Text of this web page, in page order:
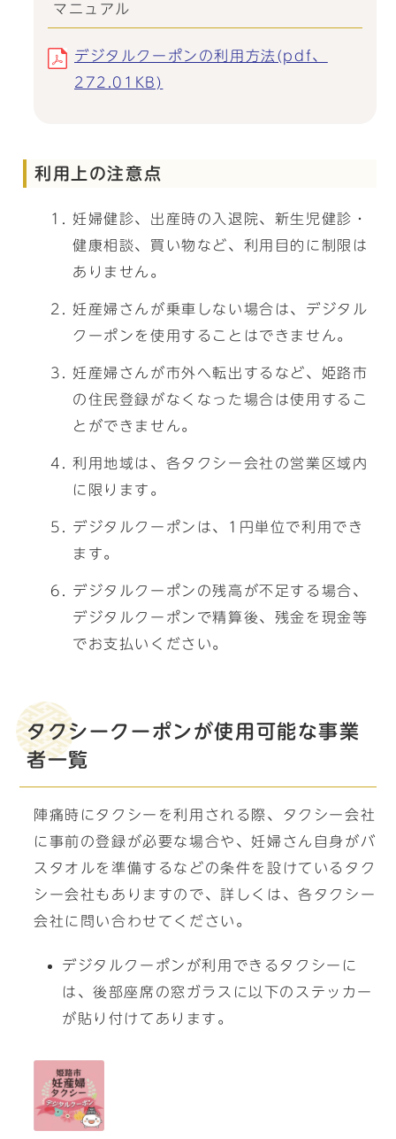
マニュアル
デジタルクーポンの利用方法(pdf、
272.01KB)
利用上の注意点
妊婦健診、出産時の入退院、新生児健診・
健康相談、買い物など、利用目的に制限は
ありません。
妊産婦さんが乗車しない場合は、デジタル
クーポンを使用することはできません。
妊産婦さんが市外へ転出するなど、姫路市
の住民登録がなくなった場合は使用するこ
とができません。
利用地域は、各タクシー会社の営業区域内
に限ります。
デジタルクーポンは、1円単位で利用でき
ます。
デジタルクーポンの残高が不足する場合、
デジタルクーポンで精算後、残金を現金等
でお支払いください。
タクシークーポンが使用可能な事業
者一覧
陣痛時にタクシーを利用される際、タクシー会社
に事前の登録が必要な場合や、妊婦さん自身がバ
スタオルを準備するなどの条件を設けているタク
シー会社もありますので、詳しくは、各タクシー
会社に問い合わせてください。
デジタルクーポンが利用できるタクシーに
は、後部座席の窓ガラスに以下のステッカー
が貼り付けてあります。